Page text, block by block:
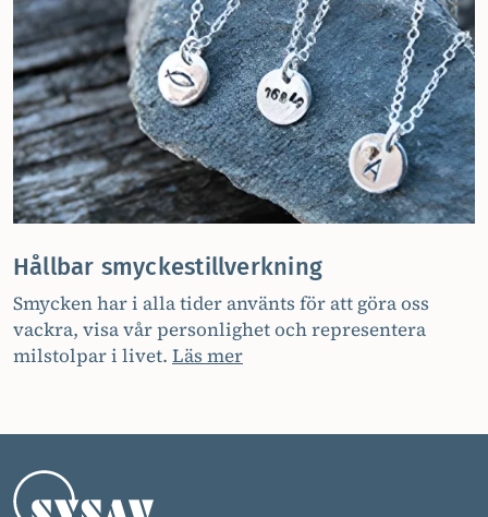
Hållbar smyckestillverkning
Smycken har i alla tider använts för att göra oss
vackra, visa vår personlighet och representera
milstolpar i livet. Läs mer